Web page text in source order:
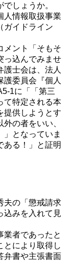
しょうか。
人情報取扱事業
ガイドライン
メント「そもそ
っ込んでみませ
護士会は、法人
護委員会『個人
1に「「第三
て特定される本
提供しようとす
の者をいい、
」となっていま
ある！」と証明
夫の「懲戒請求
込みを入れて見
業者であったと
とにより取得し
弁書や主張書面